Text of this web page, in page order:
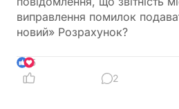
виправлення помилок
новий» Розрахунок?
5
2